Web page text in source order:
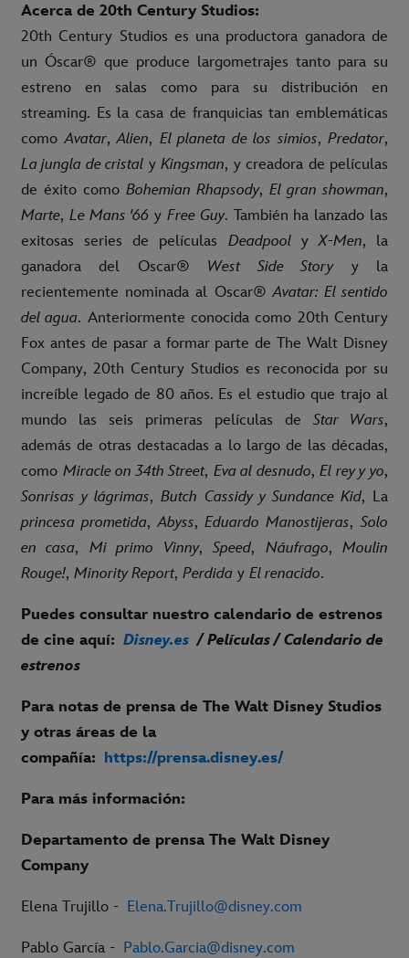
Acerca de 20th Century Studios:
20th Century Studios es una productora ganadora de
un Óscar® que produce largometrajes tanto para su
estreno en salas como para su distribución en
streaming. Es la casa de franquicias tan emblemáticas
comoAvatar,Alien, El planeta de los simios, Predator,
La jungla de cristal yKingsman, y creadora de películas
de éxito como Bohemian Rhapsody, El gran showman,
Marte, Le Mans '66 yFree Guy. También ha lanzado las
exitosas series de películas DeadpoolyX-Men, la
ganadora del Oscar® West Side Storyy la
recientemente nominada al Oscar®Avatar: El sentido
del agua. Anteriormente conocida como 20th Century
Fox antes de pasar a formar parte de The Walt Disney
Company, 20th Century Studios es reconocida por su
increíble legado de 80 años. Es el estudio que trajo al
mundo las seis primeras películas deStar Wars,
además de otras destacadas a lo largo de las décadas,
como Miracle on 34th Street, Eva al desnudo,El rey y yo,
Sonrisas y lágrimas,Butch Cassidy y Sundance Kid, La
princesa prometida,Abyss,Eduardo Manostijeras,Solo
en casa, Mi primo Vinny,Speed, Náufrago,Moulin
Rouge!, Minority Report, Perdida y El renacido.
Puedes consultar nuestro calendario de estrenos
de cine aquí: Disney.es / Películas / Calendario de
estrenos
Para notas de prensa de The Walt Disney Studios
y otras áreas de la
compañía: https://prensa.disney.es/
Para más información:
Departamento de prensa The Walt Disney
Company
Elena Trujillo - Elena.Trujillo@disney.com
Pablo García - Pablo.Garcia@disney.com